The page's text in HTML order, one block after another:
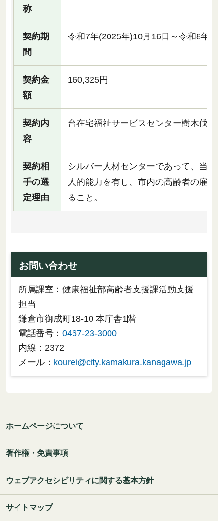
称
契約期
間
令和7年(2025年)10月16日～令和8年
契約金
額
160,325円
契約内
容
台在宅福祉サービスセンター樹木伐
契約相
手の選
定理由
シルバー人材センターであって、当
人的能力を有し、市内の高齢者の雇
ること。
お問い合わせ
所属課室：健康福祉部高齢者支援課活動支援
担当
鎌倉市御成町18-10 本庁舎1階
電話番号： 0467-23-3000
内線：2372
メール： kourei@city.kamakura.kanagawa.jp
ホームページについて
著作権・免責事項
ウェブアクセシビリティに関する基本方針
サイトマップ